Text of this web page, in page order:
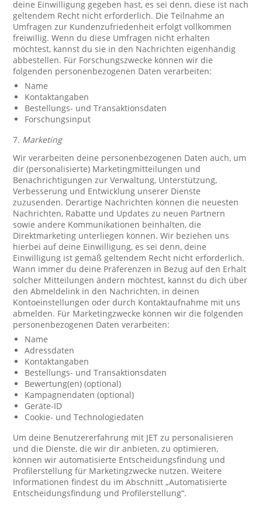
deine Einwilligung gegeben hast, es sei denn, diese ist nach
geltendem Recht nicht erforderlich. Die Teilnahme an
Umfragen zur Kundenzufriedenheit erfolgt vollkommen
freiwillig. Wenn du diese Umfragen nicht erhalten
möchtest, kannst du sie in den Nachrichten eigenhändig
abbestellen. Für Forschungszwecke können wir die
folgenden personenbezogenen Daten verarbeiten:
Name
Kontaktangaben
Bestellungs- und Transaktionsdaten
Forschungsinput
7. Marketing
Wir verarbeiten deine personenbezogenen Daten auch, um
dir (personalisierte) Marketingmitteilungen und
Benachrichtigungen zur Verwaltung, Unterstützung,
Verbesserung und Entwicklung unserer Dienste
zuzusenden. Derartige Nachrichten können die neuesten
Nachrichten, Rabatte und Updates zu neuen Partnern
sowie andere Kommunikationen beinhalten, die
Direktmarketing unterliegen können. Wir beziehen uns
hierbei auf deine Einwilligung, es sei denn, deine
Einwilligung ist gemäß geltendem Recht nicht erforderlich.
Wann immer du deine Präferenzen in Bezug auf den Erhalt
solcher Mitteilungen ändern möchtest, kannst du dich über
den Abmeldelink in den Nachrichten, in deinen
Kontoeinstellungen oder durch Kontaktaufnahme mit uns
abmelden. Für Marketingzwecke können wir die folgenden
personenbezogenen Daten verarbeiten:
Name
Adressdaten
Kontaktangaben
Bestellungs- und Transaktionsdaten
Bewertung(en) (optional)
Kampagnendaten (optional)
Geräte-ID
Cookie- und Technologiedaten
Um deine Benutzererfahrung mit JET zu personalisieren
und die Dienste, die wir dir anbieten, zu optimieren,
können wir automatisierte Entscheidungsfindung und
Profilerstellung für Marketingzwecke nutzen. Weitere
Informationen findest du im Abschnitt „Automatisierte
Entscheidungsfindung und Profilerstellung“.